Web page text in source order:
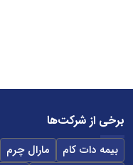
برخی از شرکت‌ها
بیمه دات کام مارال چرم